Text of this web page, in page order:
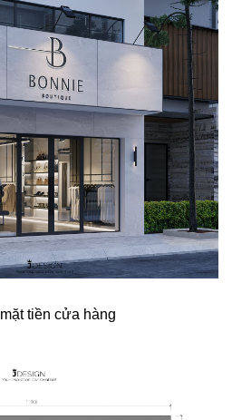
tiền cửa hàng